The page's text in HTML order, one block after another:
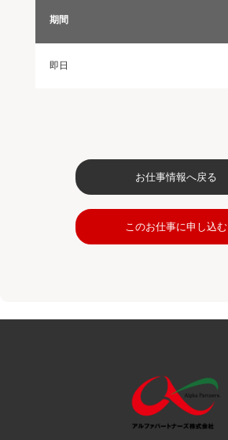
期間
即日
お仕事情報へ戻る
このお仕事に申し込む